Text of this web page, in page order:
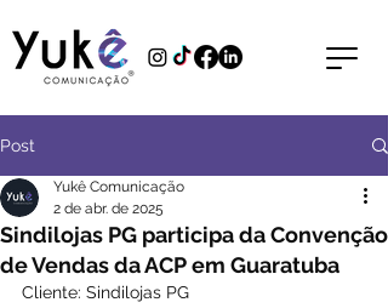
Post
Sindilojas PG participa da Convenção
de Vendas da ACP em Guaratuba
Yukê Comunicação
2 de abr. de 2025
Cliente: Sindilojas PG